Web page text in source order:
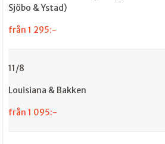
Sjöbo & Ystad)
från 1 295:-
11/8
Louisiana & Bakken
från 1 095:-